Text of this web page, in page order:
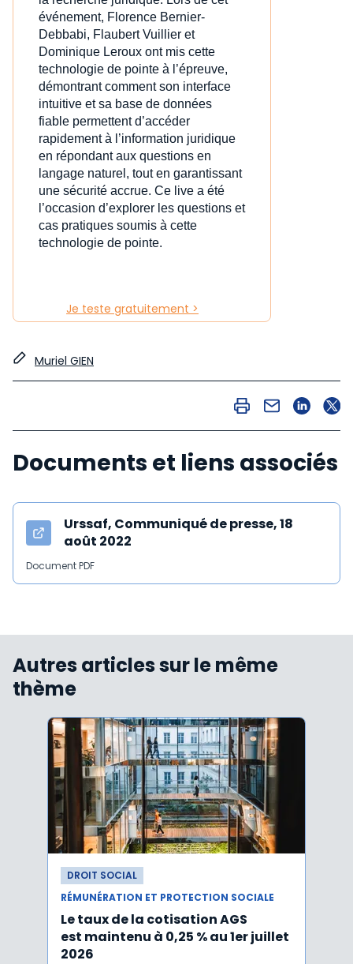
événement, Florence Bernier-
Debbabi, Flaubert Vuillier et
Dominique Leroux ont mis cette
technologie de pointe à l’épreuve,
démontrant comment son interface
intuitive et sa base de données
fiable permettent d’accéder
rapidement à l’information juridique
en répondant aux questions en
langage naturel, tout en garantissant
une sécurité accrue. Ce live a été
l’occasion d’explorer les questions et
cas pratiques soumis à cette
technologie de pointe.
Je teste gratuitement >
Muriel GIEN
Documents et liens associés
Urssaf, Communiqué de presse, 18
août 2022
Document PDF
Autres articles sur le même
thème
DROIT SOCIAL
RÉMUNÉRATION ET PROTECTION SOCIALE
Le taux de la cotisation AGS
est maintenu à 0,25 % au 1er juillet
2026